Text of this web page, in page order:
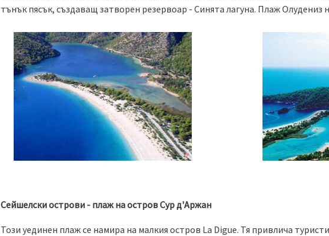
тънък пясък, създаващ затворен резервоар - Синята лагуна. Плаж Олудениз
Сейшелски острови - плаж на остров Сур д'Аржан
Този уединен плаж се намира на малкия остров La Digue. Тя привлича